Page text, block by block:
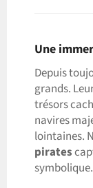
Une
Depuis
grands.
trésors
navires
lointaines.
pirates
symbolique.